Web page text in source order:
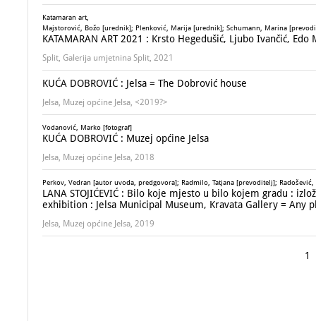
Katamaran art,
Majstorović, Božo [urednik]; Plenković, Marija [urednik]; Schumann, Marina
KATAMARAN ART 2021 : Krsto Hegedušić, Ljubo Ivančić, Edo
Split, Galerija umjetnina Split, 2021
KUĆA DOBROVIĆ : Jelsa = The Dobrović house
Jelsa, Muzej općine Jelsa, <2019?>
Vodanović, Marko [fotograf]
KUĆA DOBROVIĆ : Muzej općine Jelsa
Jelsa, Muzej općine Jelsa, 2018
Perkov, Vedran [autor uvoda, predgovora]; Radmilo, Tatjana [prevoditelj];
LANA STOJIĆEVIĆ : Bilo koje mjesto u bilo kojem gradu :
exhibition : Jelsa Municipal Museum, Kravata Gallery = Any
Jelsa, Muzej općine Jelsa, 2019
1